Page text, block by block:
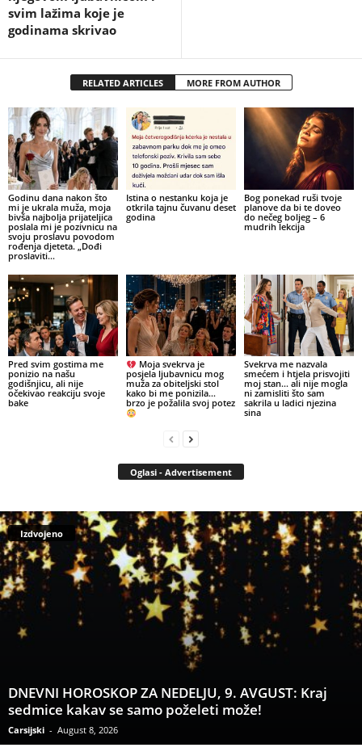
svim lažima koje je
godinama skrivao
RELATED ARTICLES MORE FROM AUTHOR
Godinu dana nakon što
mi je ukrala muža, moja
bivša najbolja prijateljica
poslala mi je pozivnicu na
svoju proslavu povodom
rođenja djeteta. „Dođi
proslaviti...
Istina o nestanku koja je
otkrila tajnu čuvanu deset
godina
Bog ponekad ruši tvoje
planove da bi te doveo
do nečeg boljeg – 6
mudrih lekcija
Pred svim gostima me
ponizio na našu
godišnjicu, ali nije
očekivao reakciju svoje
bake
Moja svekrva je
posjela ljubavnicu mog
muža za obiteljski stol
kako bi me ponizila…
brzo je požalila svoj potez
Svekrva me nazvala
smećem i htjela prisvojiti
moj stan… ali nije mogla
ni zamisliti što sam
sakrila u ladici njezina
sina
Oglasi - Advertisement
Izdvojeno
DNEVNI HOROSKOP ZA NEDELJU, 9. AVGUST: Kraj
sedmice kakav se samo poželeti može!
Carsijski - August 8, 2026